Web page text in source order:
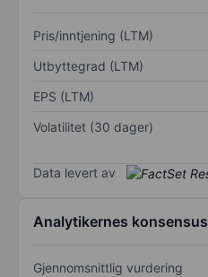
Pris/inntjening (LTM)
Utbyttegrad (LTM)
EPS (LTM)
Volatilitet (30 dager)
Data levert av
Analytikernes konsensus
Gjennomsnittlig vurdering